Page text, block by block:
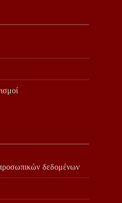
δεδομένων